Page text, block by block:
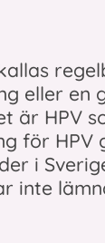
eller en
är HPV
för
i
inte